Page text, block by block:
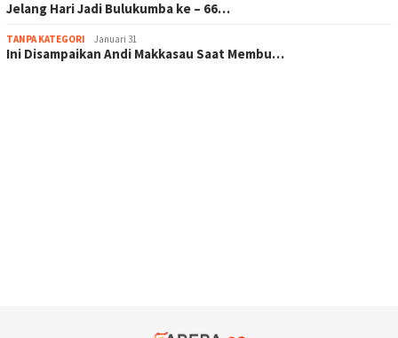
Jelang Hari Jadi Bulukumba ke – 66…
TANPA KATEGORI Januari 31
Ini Disampaikan Andi Makkasau Saat Membu…